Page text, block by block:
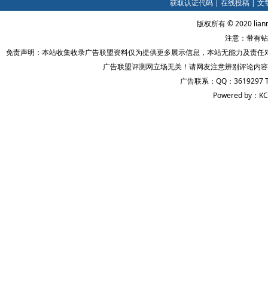
获取认证代码| 在线投稿| 文
版权所有 © 2020
注意：带有
免责声明：本站收集收录广告联盟资料仅为提供更多展示信息，本站无能力及责
广告联盟评测网立场无关！请网友注意辨别评论内
广告联系：QQ：3619297
Powered by：